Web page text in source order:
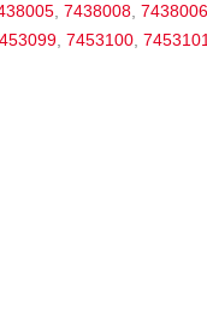
,7438008,7438006
,7453100,